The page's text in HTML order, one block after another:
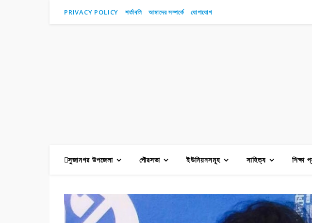
PRIVACY POLICY শর্তাবলি আমাদের সম্পর্কে যোগাযোগ
সুজানগর উপজেলা পৌরসভা ইউনিয়নসমূহ সাহিত্য শিক্ষা